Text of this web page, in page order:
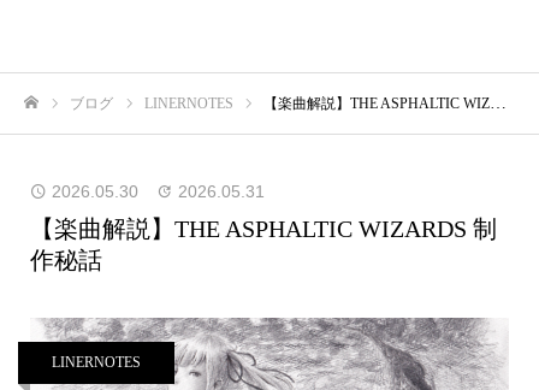
ブログ LINERNOTES 【楽曲解説】THE ASPHALTIC WIZARDS 制作秘話
2026.05.30 2026.05.31
【楽曲解説】THE ASPHALTIC WIZARDS 制
作秘話
LINERNOTES